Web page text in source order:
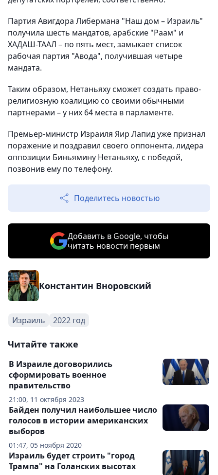
Партия Авигдора Либермана "Наш дом – Израиль"
получила шесть мандатов, арабские "Раам" и
ХАДАШ-ТААЛ – по пять мест, замыкает список
рабочая партия "Авода", получившая четыре
мандата.
Таким образом, Нетаньяху сможет создать право-
религиозную коалицию со своими обычными
партнерами – у них 64 места в парламенте.
Премьер-министр Израиля Яир Лапид уже признал
поражение и поздравил своего оппонента, лидера
оппозиции Биньямину Нетаньяху, с победой,
позвонив ему по телефону.
Поделитесь новостью
Добавить в Google, чтобы
читать новости первым
Константин Вноровский
Израиль 2022 год
Читайте также
21:00, 11 октября 2023
В Израиле договорились
сформировать военное
правительство
01:47, 05 ноября 2020
Байден получил наибольшее число
голосов в истории американских
выборов
Израиль будет строить "город
Трампа" на Голанских высотах